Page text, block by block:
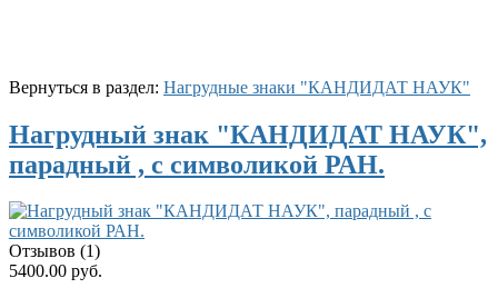
Вернуться в раздел: Нагрудные знаки "КАНДИДАТ НАУК"
Нагрудный знак "КАНДИДАТ НАУК",
парадный , с символикой РАН.
Отзывов (1)
5400.00 руб.